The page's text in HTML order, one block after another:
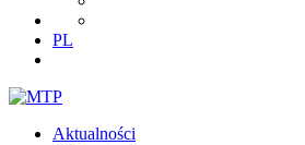
PL
Aktualności